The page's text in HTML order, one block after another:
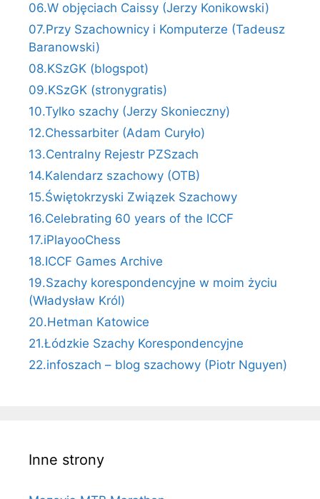
06.W objęciach Caissy (Jerzy Konikowski)
07.Przy Szachownicy i Komputerze (Tadeusz
Baranowski)
08.KSzGK (blogspot)
09.KSzGK (stronygratis)
10.Tylko szachy (Jerzy Skonieczny)
12.Chessarbiter (Adam Curyło)
13.Centralny Rejestr PZSzach
14.Kalendarz szachowy (OTB)
15.Świętokrzyski Związek Szachowy
16.Celebrating 60 years of the ICCF
17.iPlayooChess
18.ICCF Games Archive
19.Szachy korespondencyjne w moim życiu
(Władysław Król)
20.Hetman Katowice
21.Łódzkie Szachy Korespondencyjne
22.infoszach – blog szachowy (Piotr Nguyen)
Inne strony